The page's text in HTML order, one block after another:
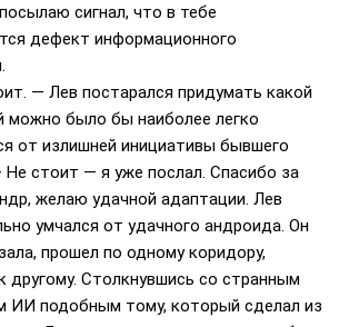
сигнал, что в тебе
дефект информационного
— Лев постарался придумать какой
можно было бы наиболее легко
от излишней инициативы бывшего
Не стоит — я уже послал. Спасибо за
желаю удачной адаптации. Лев
умчался от удачного андроида. Он
прошел по одному коридору,
другому. Столкнувшись со странным
ИИ подобным тому, который сделал из